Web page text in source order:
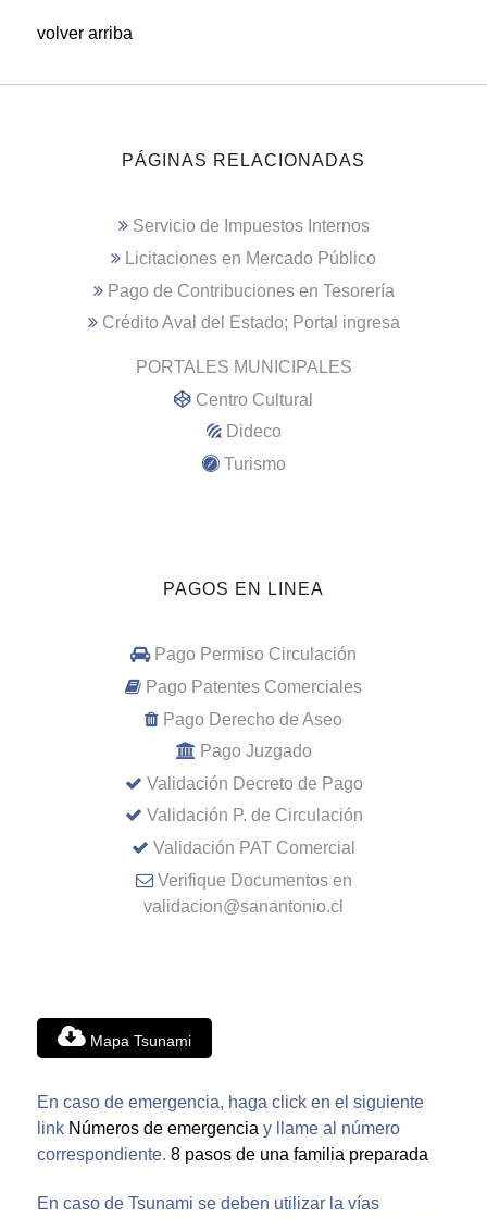
volver arriba
PÁGINAS RELACIONADAS
Servicio de Impuestos Internos
Licitaciones en Mercado Público
Pago de Contribuciones en Tesorería
Crédito Aval del Estado; Portal ingresa
PORTALES MUNICIPALES
Centro Cultural
Dideco
Turismo
PAGOS EN LINEA
Pago Permiso Circulación
Pago Patentes Comerciales
Pago Derecho de Aseo
Pago Juzgado
Validación Decreto de Pago
Validación P. de Circulación
Validación PAT Comercial
Verifique Documentos en
validacion@sanantonio.cl
Mapa Tsunami
En caso de emergencia, haga click en el siguiente
link Números de emergencia y llame al número
correspondiente. 8 pasos de una familia preparada
En caso de Tsunami se deben utilizar la vías